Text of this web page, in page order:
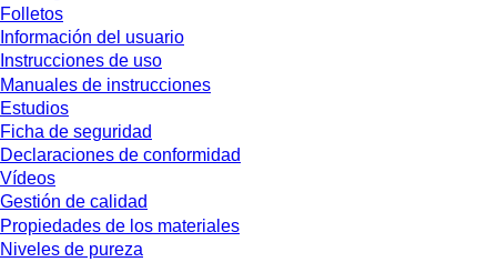
Folletos
Información del usuario
Instrucciones de uso
Manuales de instrucciones
Estudios
Ficha de seguridad
Declaraciones de conformidad
Vídeos
Gestión de calidad
Propiedades de los materiales
Niveles de pureza